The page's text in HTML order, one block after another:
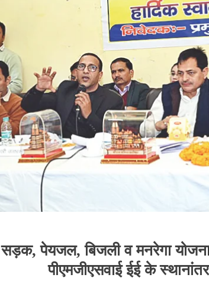
सड़क,पेयजल,बिजली व मनरेगा
पीएमजीएसवाई ईई के